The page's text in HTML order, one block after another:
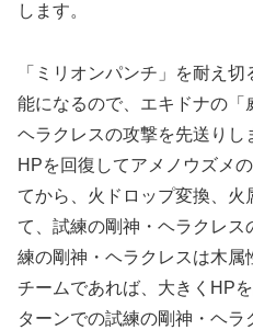
します。
「ミリオンパンチ」を耐え
能になるので、エキドナの「
ヘラクレスの攻撃を先送りし
HPを回復してアメノウズメ
てから、火ドロップ変換、
て、試練の剛神・ヘラクレ
練の剛神・ヘラクレスは木
チームであれば、大きくHP
ターンでの試練の剛神・ヘ